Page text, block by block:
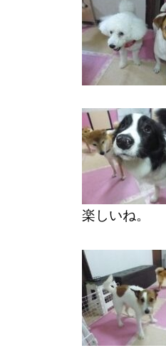
楽しいね。